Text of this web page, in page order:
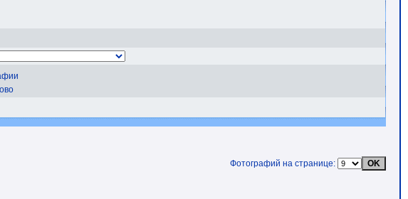
Фотографий на странице: